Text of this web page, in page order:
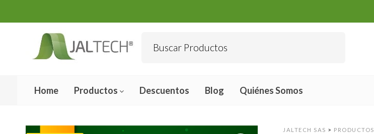
Home Productos Descuentos Blog Quiénes Somos
JALTECH SAS > PRODUCTOS